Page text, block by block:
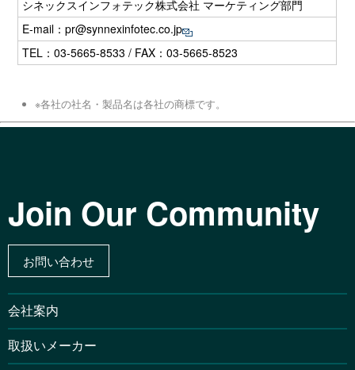
シネックスインフォテック株式会社 マーケティング部門
E-mail：pr@synnexinfotec.co.jp
TEL：03-5665-8533 / FAX：03-5665-8523
※各社の社名・製品名は各社の商標です。
Join Our Community
お問い合わせ
会社案内
取扱いメーカー